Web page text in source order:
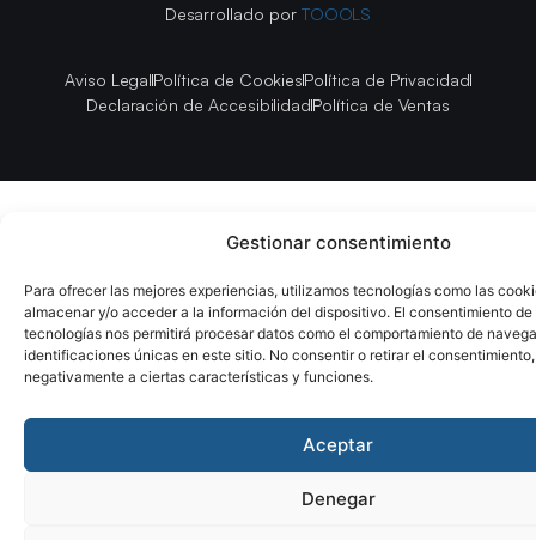
Gestionar consentimiento
Para ofrecer las mejores experiencias, utilizamos tecnologías como las
almacenar y/o acceder a la información del dispositivo. El consentimiento de
tecnologías nos permitirá procesar datos como el comportamiento de
identificaciones únicas en este sitio. No consentir o retirar el
negativamente a ciertas características y funciones.
Aceptar
Denegar
Desarrollado por TOOOLS
Aviso LegalPolítica de CookiesPolítica de Privacidad
Declaración de AccesibilidadPolítica de Ventas